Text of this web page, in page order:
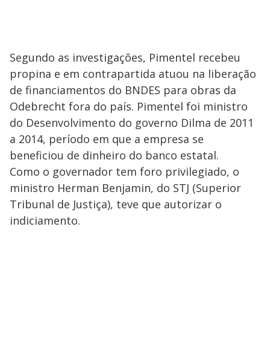
Segundo as investigações, Pimentel recebeu
propina e em contrapartida atuou na liberação
de financiamentos do BNDES para obras da
Odebrecht fora do país. Pimentel foi ministro
do Desenvolvimento do governo Dilma de 2011
a 2014, período em que a empresa se
beneficiou de dinheiro do banco estatal.
Como o governador tem foro privilegiado, o
ministro Herman Benjamin, do STJ (Superior
Tribunal de Justiça), teve que autorizar o
indiciamento.